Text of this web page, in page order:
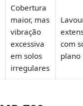
Cobertura
maior, mas
vibração
excessiva
em solos
irregulares
com
plano